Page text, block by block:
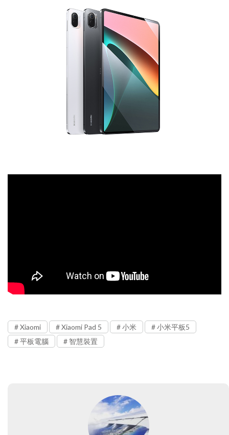
Xiaomi Xiaomi Pad 5 小米
小米平板5
平板電腦
智慧裝置